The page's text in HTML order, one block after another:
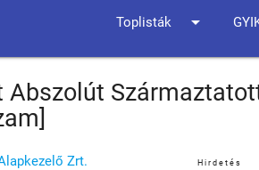
Toplisták arrow_drop_down
Abszolút
Hirdetés
Zrt.